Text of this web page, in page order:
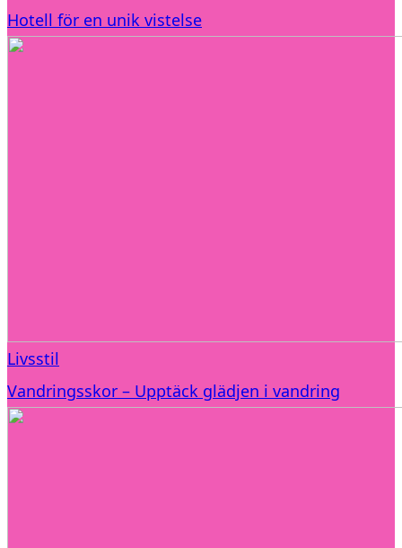
Hotell för en unik vistelse
Livsstil
Vandringsskor – Upptäck glädjen i vandring